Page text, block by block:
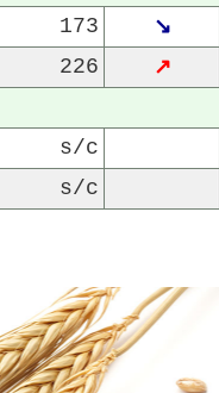
173 ↘
226 ↗
s/c
s/c